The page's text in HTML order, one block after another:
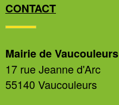
CONTACT
Mairie de Vaucouleurs
17 rue Jeanne d'Arc
55140 Vaucouleurs